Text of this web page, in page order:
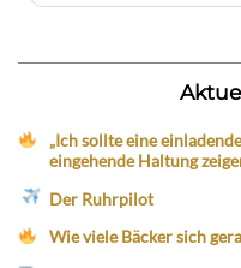
„Ich sollte eine
eingehende Haltung
Der Ruhrpilot
Wie viele Bäcker sich